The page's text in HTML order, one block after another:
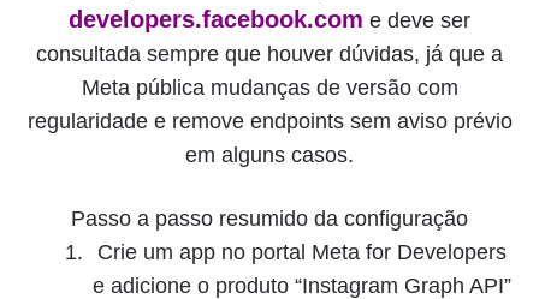
developers.facebook.com e deve ser
consultada sempre que houver dúvidas, já que a
Meta pública mudanças de versão com
regularidade e remove endpoints sem aviso prévio
em alguns casos.
Passo a passo resumido da configuração
Crie um app no portal Meta for Developers
e adicione o produto “Instagram Graph API”